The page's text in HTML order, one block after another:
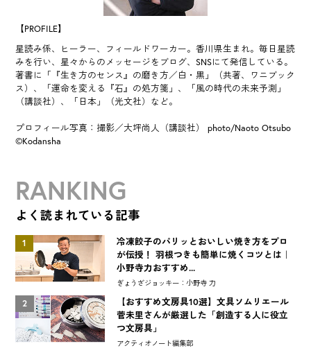
【PROFILE】
星読み係、ヒーラー、フィールドワーカー。香川県生まれ。毎日星読
みを行い、星々からのメッセージをブログ、SNSにて発信している。
著書に「『生き方のセンス』の磨き方／白・黒」（共著、ワニブック
ス）、「運命を変える『石』の処方箋」、「風の時代の未来予測」
（講談社）、「日本」（光文社）など。
プロフィール写真：撮影／大坪尚人（講談社） photo/Naoto Otsubo
©︎Kodansha
RANKING
よく読まれている記事
1
冷凍餃子のパリッとおいしい焼き方をプロ
が伝授！ 羽根つきも簡単に焼くコツとは｜
小野寺力おすすめ...
ぎょうざジョッキー：小野寺 力
2
【おすすめ文房具10選】文具ソムリエール
菅未里さんが厳選した「創造する人に役立
つ文房具」
アクティオノート編集部